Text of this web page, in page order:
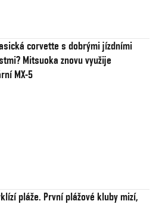
corvette s dobrými jízdními
Mitsuoka znovu využije
MX-5
pláže. První plážové kluby mizí,